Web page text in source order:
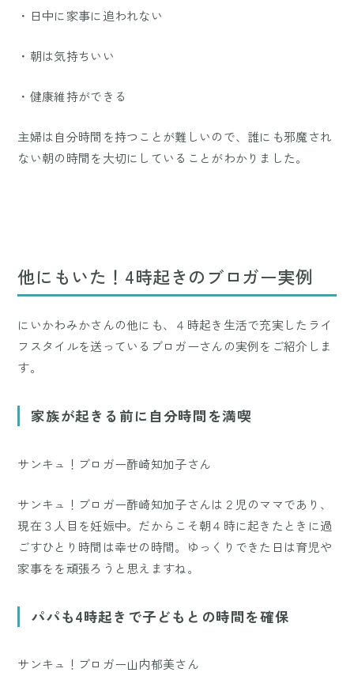
・日中に家事に追われない
・朝は気持ちいい
・健康維持ができる
主婦は自分時間を持つことが難しいので、誰にも邪魔され
ない朝の時間を大切にしていることがわかりました。
他にもいた！4時起きのブロガー実例
にいかわみかさんの他にも、４時起き生活で充実したライ
フスタイルを送っているブロガーさんの実例をご紹介しま
す。
家族が起きる前に自分時間を満喫
サンキュ！ブロガー酢崎知加子さん
サンキュ！ブロガー酢崎知加子さんは２児のママであり、
現在３人目を妊娠中。だからこそ朝４時に起きたときに過
ごすひとり時間は幸せの時間。ゆっくりできた日は育児や
家事をを頑張ろうと思えますね。
パパも4時起きで子どもとの時間を確保
サンキュ！ブロガー山内郁美さん